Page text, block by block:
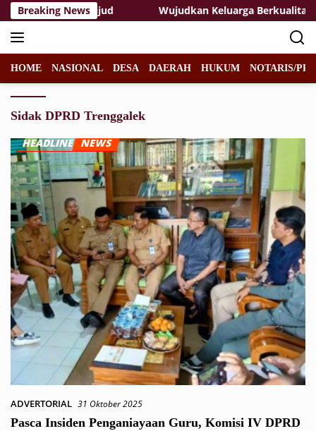
Langsung
ke
konten
Breaking News
Terwujud Wujudkan Keluarga Berkualitas:
HOME NASIONAL DESA DAERAH HUKUM NOTARIS/
Sidak DPRD Trenggalek
ADVERTORIAL 31 Oktober 2025
Pasca Insiden Penganiayaan Guru, Komisi IV DPRD